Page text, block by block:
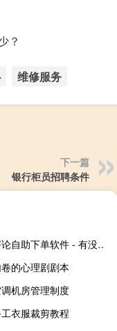
？
维修服务
下一篇
银行柜员招聘条件
空间评论自助下单软件 - 有没有专门点赞的qq群
的心理剧剧本
机房管理制度
衣服裁剪教程